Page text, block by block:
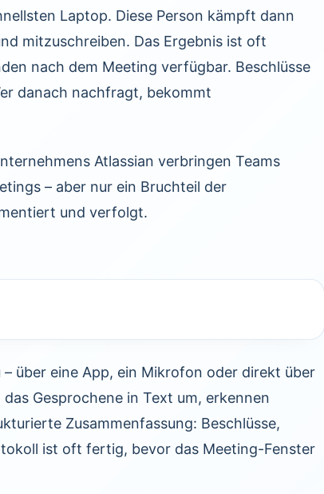
Laptop. Diese Person kämpft dann
mitzuschreiben. Das Ergebnis ist oft
nach dem Meeting verfügbar. Beschlüsse
danach nachfragt, bekommt
Atlassian verbringen Teams
– aber nur ein Bruchteil der
und verfolgt.
über eine App, ein Mikrofon oder direkt über
Gesprochene in Text um, erkennen
Zusammenfassung: Beschlüsse,
ist oft fertig, bevor das Meeting-Fenster